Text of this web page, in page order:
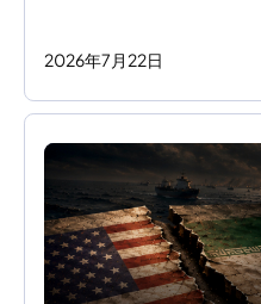
2026年7 月 22日